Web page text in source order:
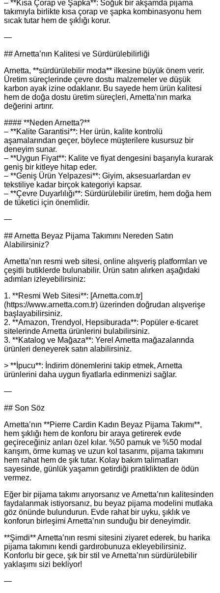
– **Kısa Çorap ve Şapka**: Soğuk bir akşamda pijama
takımıyla birlikte kısa çorap ve şapka kombinasyonu hem
sıcak tutar hem de şıklığı korur.
—
## Arnetta’nın Kalitesi ve Sürdürülebilirliği
Arnetta, **sürdürülebilir moda** ilkesine büyük önem verir.
Üretim süreçlerinde çevre dostu malzemeler ve düşük
karbon ayak izine odaklanır. Bu sayede hem ürün kalitesi
hem de doğa dostu üretim süreçleri, Arnetta’nın marka
değerini artırır.
#### **Neden Arnetta?**
– **Kalite Garantisi**: Her ürün, kalite kontrolü
aşamalarından geçer, böylece müşterilere kusursuz bir
deneyim sunar.
– **Uygun Fiyat**: Kalite ve fiyat dengesini başarıyla kurarak
geniş bir kitleye hitap eder.
– **Geniş Ürün Yelpazesi**: Giyim, aksesuarlardan ev
tekstiliye kadar birçok kategoriyi kapsar.
– **Çevre Duyarlılığı**: Sürdürülebilir üretim, hem doğa hem
de tüketici için önemlidir.
—
## Arnetta Beyaz Pijama Takımını Nereden Satın
Alabilirsiniz?
Arnetta’nın resmi web sitesi, online alışveriş platformları ve
çeşitli butiklerde bulunabilir. Ürün satın alırken aşağıdaki
adımları izleyebilirsiniz:
1. **Resmi Web Sitesi**: [Arnetta.com.tr]
(https://www.arnetta.com.tr) üzerinden doğrudan alışverişe
başlayabilirsiniz.
2. **Amazon, Trendyol, Hepsiburada**: Popüler e‑ticaret
sitelerinde Arnetta ürünlerini bulabilirsiniz.
3. **Katalog ve Mağaza**: Yerel Arnetta mağazalarında
ürünleri deneyerek satın alabilirsiniz.
> **İpucu**: İndirim dönemlerini takip etmek, Arnetta
ürünlerini daha uygun fiyatlarla edinmenizi sağlar.
—
## Son Söz
Arnetta’nın **Pierre Cardin Kadın Beyaz Pijama Takımı**,
hem şıklığı hem de konforu bir araya getirerek evde
geçireceğiniz anları özel kılar. %50 pamuk ve %50 modal
karışım, örme kumaş ve uzun kol tasarımı, pijama takımını
hem rahat hem de şık tutar. Kolay bakım talimatları
sayesinde, günlük yaşamın getirdiği pratiklikten de ödün
vermez.
Eğer bir pijama takımı arıyorsanız ve Arnetta’nın kalitesinden
faydalanmak istiyorsanız, bu beyaz pijama modelini mutlaka
göz önünde bulundurun. Evde rahat bir uyku, şıklık ve
konforun birleşimi Arnetta’nın sunduğu bir deneyimdir.
**Şimdi** Arnetta’nın resmi sitesini ziyaret ederek, bu harika
pijama takımını kendi gardırobunuza ekleyebilirsiniz.
Konforlu bir gece, şık bir stil ve Arnetta’nın sürdürülebilir
yaklaşımı sizi bekliyor!
—